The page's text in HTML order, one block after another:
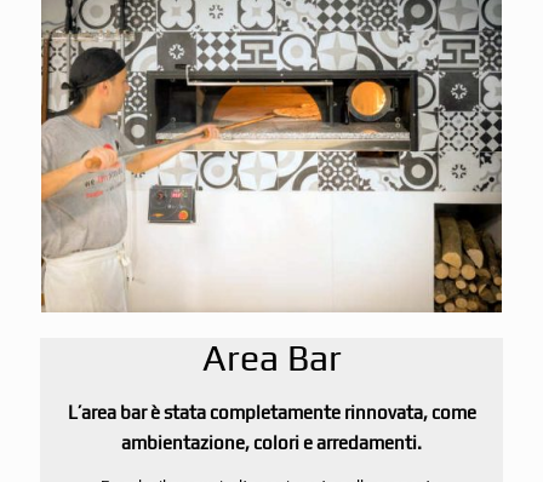
Area Bar
L’area bar è stata completamente rinnovata, come
ambientazione, colori e arredamenti.